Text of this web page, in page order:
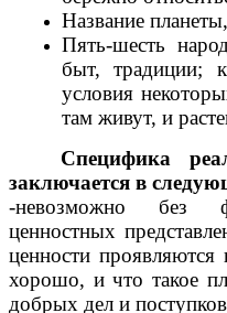
Название
Пять-шесть
быт, традиции;
условия
там живут, и
Специфика
заключается в
-невозможно без
ценностных
ценности проявляются
хорошо, и что такое
добрых дел и